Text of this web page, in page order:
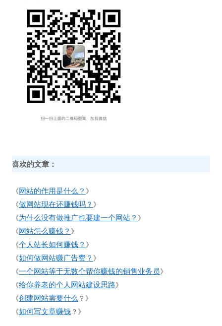
喜欢的文章：
《网站的作用是什么？ 》
《做网站现在还赚钱吗？ 》
《为什么没有做推广也要建一个网站？ 》
《网站怎么赚钱？ 》
《个人站长如何赚钱？ 》
《如何做网站赚广告费？ 》
《一个网站等于无数个帮你赚钱的销售业务员》
《给你养老的个人网站建设思路》
《创建网站需要什么 ？》
《如何写文章赚钱 ？》